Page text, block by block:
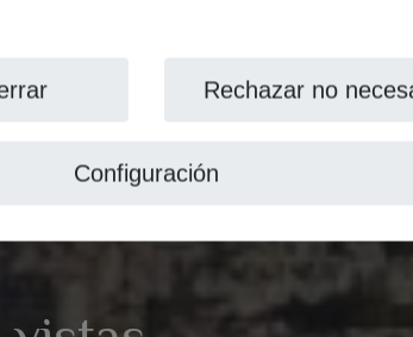
Rechazar no
Configuración